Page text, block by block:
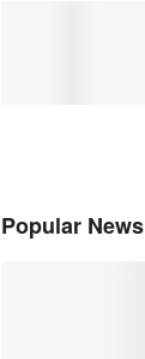
Popular News